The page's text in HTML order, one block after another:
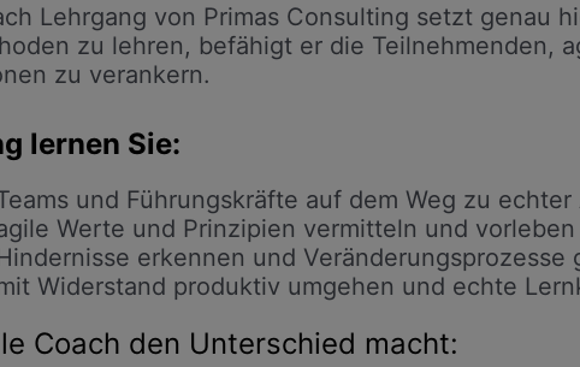
Lehrgang von Primas Consulting setzt genau
zu lehren, befähigt er die Teilnehmenden,
zu verankern.
lernen Sie:
und Führungskräfte auf dem Weg zu
Werte und Prinzipien vermitteln und vorleben
erkennen und Veränderungsprozesse
Widerstand produktiv umgehen und echte
Coach den Unterschied macht: